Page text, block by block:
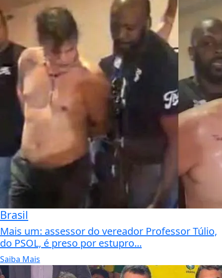
Brasil
Mais um: assessor do vereador Professor Túlio,
do PSOL, é preso por estupro...
Saiba Mais